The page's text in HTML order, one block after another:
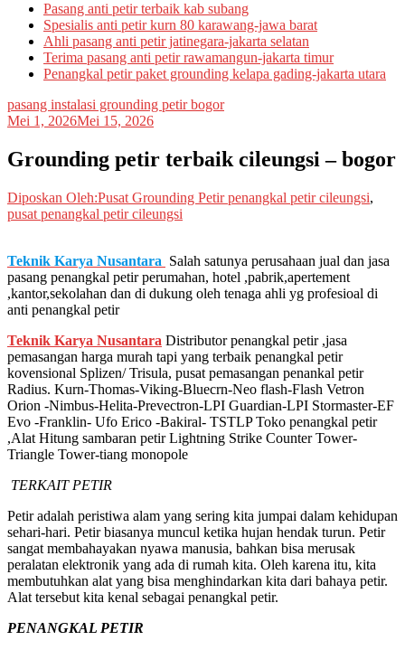
Pasang anti petir terbaik kab subang
Spesialis anti petir kurn 80 karawang-jawa barat
Ahli pasang anti petir jatinegara-jakarta selatan
Terima pasang anti petir rawamangun-jakarta timur
Penangkal petir paket grounding kelapa gading-jakarta utara
pasang instalasi grounding petir bogor
Mei 1, 2026Mei 15, 2026
Grounding petir terbaik cileungsi – bogor
Diposkan Oleh:Pusat Grounding Petirpenangkal petir cileungsi,
pusat penangkal petir cileungsi
Teknik Karya Nusantara Salah satunya perusahaan jual dan jasa
pasang penangkal petir perumahan, hotel ,pabrik,apertement
,kantor,sekolahan dan di dukung oleh tenaga ahli yg profesioal di
anti penangkal petir
Teknik Karya Nusantara Distributor penangkal petir ,jasa
pemasangan harga murah tapi yang terbaik penangkal petir
kovensional Splizen/ Trisula, pusat pemasangan penankal petir
Radius. Kurn-Thomas-Viking-Bluecrn-Neo flash-Flash Vetron
Orion -Nimbus-Helita-Prevectron-LPI Guardian-LPI Stormaster-EF
Evo -Franklin- Ufo Erico -Bakiral- TSTLP Toko penangkal petir
,Alat Hitung sambaran petir Lightning Strike Counter Tower-
Triangle Tower-tiang monopole
TERKAIT PETIR
Petir adalah peristiwa alam yang sering kita jumpai dalam kehidupan
sehari-hari. Petir biasanya muncul ketika hujan hendak turun. Petir
sangat membahayakan nyawa manusia, bahkan bisa merusak
peralatan elektronik yang ada di rumah kita. Oleh karena itu, kita
membutuhkan alat yang bisa menghindarkan kita dari bahaya petir.
Alat tersebut kita kenal sebagai penangkal petir.
PENANGKAL PETIR